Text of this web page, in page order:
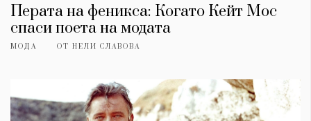
Перата на феникса: Когато Кейт Мос
спаси поета на модата
МОДА ОТ НЕЛИ СЛАВОВА